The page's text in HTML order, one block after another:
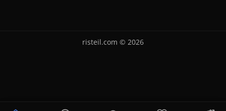
risteil.com © 2026